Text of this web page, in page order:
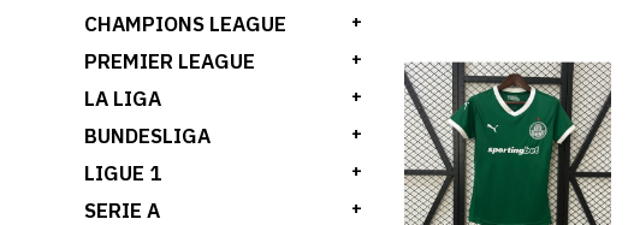
CHAMPIONS LEAGUE +
PREMIER LEAGUE +
LA LIGA +
BUNDESLIGA +
LIGUE 1 +
SERIE A +